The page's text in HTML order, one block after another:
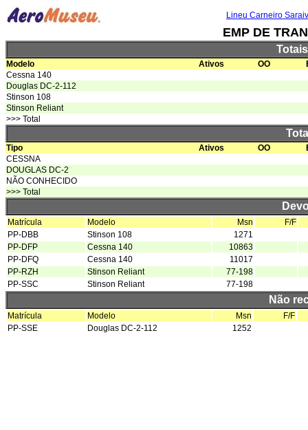
Lineu Carneiro
EMP DE
Modelo Ativos OO
Cessna 140
Douglas DC-2-112
Stinson 108
Stinson Reliant
>>> Total
Tipo Ativos OO
CESSNA
DOUGLAS DC-2
NÃO CONHECIDO
>>> Total
Matrícula Modelo Msn
F/F
PP-DBB
Stinson 108
1271
PP-DFP
Cessna 140
10863
PP-DFQ
Cessna 140
11017
PP-RZH
Stinson Reliant
77-198
PP-SSC
Stinson Reliant 77-198
Não
Matrícula Modelo Msn
F/F
PP-SSE
Douglas DC-2-112 1252